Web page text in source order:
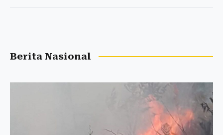
Berita Nasional